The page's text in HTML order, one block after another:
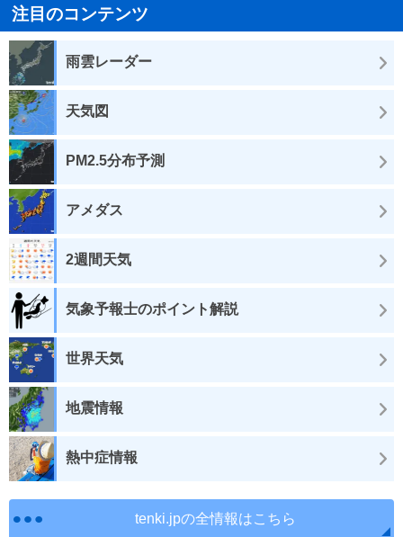
注目のコンテンツ
雨雲レーダー
天気図
PM2.5分布予測
アメダス
2週間天気
気象予報士のポイント解説
世界天気
地震情報
熱中症情報
tenki.jpの全情報はこちら